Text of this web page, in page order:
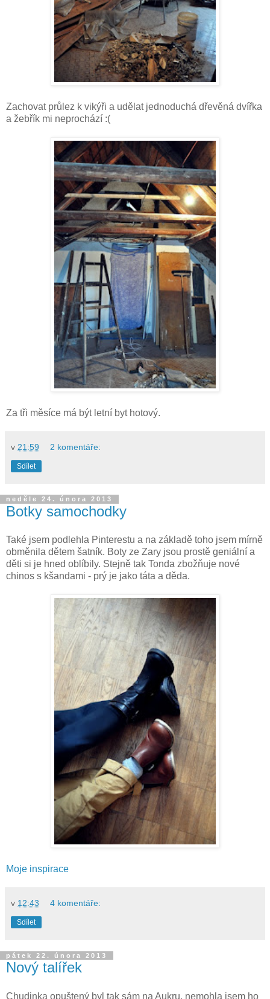
Zachovat průlez k vikýři a udělat jednoduchá dřevěná dvířka
a žebřík mi neprochází :(
Za tři měsíce má být letní byt hotový.
v 21:59 2 komentáře:
Sdílet
neděle 24. února 2013
Botky samochodky
Také jsem podlehla Pinterestu a na základě toho jsem mírně
obměnila dětem šatník. Boty ze Zary jsou prostě geniální a
děti si je hned oblíbily. Stejně tak Tonda zbožňuje nové
chinos s kšandami - prý je jako táta a děda.
Moje inspirace
v 12:43 4 komentáře:
Sdílet
pátek 22. února 2013
Nový talířek
Chudinka opuštený byl tak sám na Aukru, nemohla jsem ho